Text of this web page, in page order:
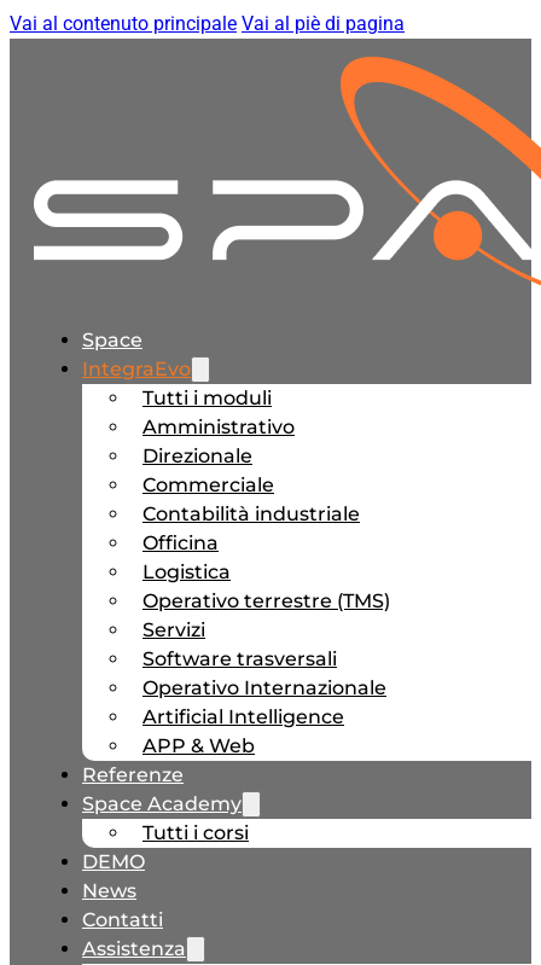
Vai al contenuto principale Vai al piè di pagina
Space
IntegraEvo
Tutti i moduli
Amministrativo
Direzionale
Commerciale
Contabilità industriale
Officina
Logistica
Operativo terrestre (TMS)
Servizi
Software trasversali
Operativo Internazionale
Artificial Intelligence
APP & Web
Referenze
Space Academy
Tutti i corsi
DEMO
News
Contatti
Assistenza